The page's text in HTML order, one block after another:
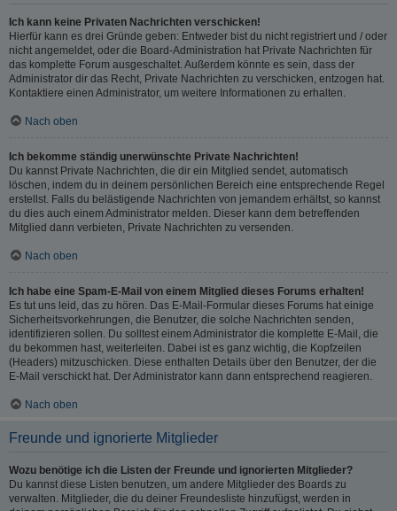
Ich kann keine Privaten Nachrichten verschicken!
Hierfür kann es drei Gründe geben: Entweder bist du nicht registriert und / oder
nicht angemeldet, oder die Board-Administration hat Private Nachrichten für
das komplette Forum ausgeschaltet. Außerdem könnte es sein, dass der
Administrator dir das Recht, Private Nachrichten zu verschicken, entzogen hat.
Kontaktiere einen Administrator, um weitere Informationen zu erhalten.
Nach oben
Ich bekomme ständig unerwünschte Private Nachrichten!
Du kannst Private Nachrichten, die dir ein Mitglied sendet, automatisch
löschen, indem du in deinem persönlichen Bereich eine entsprechende Regel
erstellst. Falls du belästigende Nachrichten von jemandem erhältst, so kannst
du dies auch einem Administrator melden. Dieser kann dem betreffenden
Mitglied dann verbieten, Private Nachrichten zu versenden.
Nach oben
Ich habe eine Spam-E-Mail von einem Mitglied dieses Forums erhalten!
Es tut uns leid, das zu hören. Das E-Mail-Formular dieses Forums hat einige
Sicherheitsvorkehrungen, die Benutzer, die solche Nachrichten senden,
identifizieren sollen. Du solltest einem Administrator die komplette E-Mail, die
du bekommen hast, weiterleiten. Dabei ist es ganz wichtig, die Kopfzeilen
(Headers) mitzuschicken. Diese enthalten Details über den Benutzer, der die
E-Mail verschickt hat. Der Administrator kann dann entsprechend reagieren.
Nach oben
Freunde und ignorierte Mitglieder
Wozu benötige ich die Listen der Freunde und ignorierten Mitglieder?
Du kannst diese Listen benutzen, um andere Mitglieder des Boards zu
verwalten. Mitglieder, die du deiner Freundesliste hinzufügst, werden in